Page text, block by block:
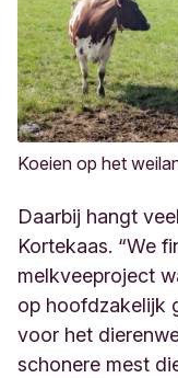
Koeien op het
Daarbij hangt
Kortekaas. “We
melkveeproject
op hoofdzakelijk
voor het
schonere mest